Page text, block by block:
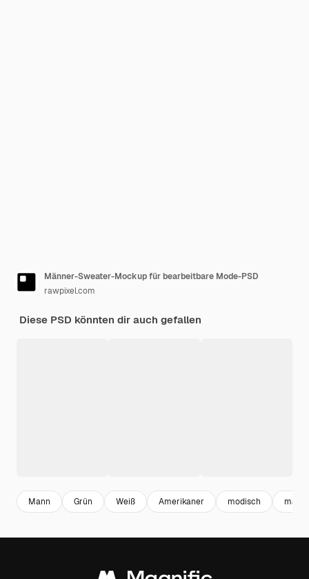
Männer-Sweater-Mockup für bearbeitbare Mode-PSD
rawpixel.com
Diese PSD könnten dir auch gefallen
Mann Grün Weiß Amerikaner modisch